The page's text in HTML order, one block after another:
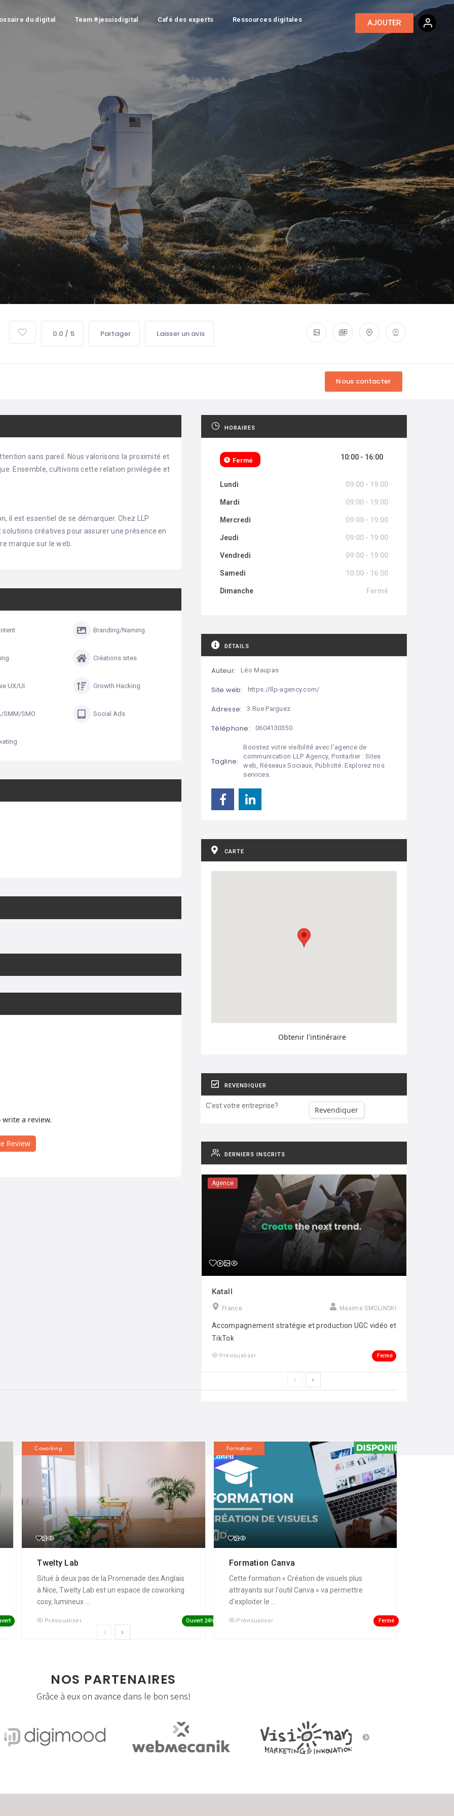
du digital Team #jesuisdigital Café des experts Ressources digitales AJOUTER
0.0 / 5 Partager Laisser un avis
sans pareil. Nous valorisons la proximité et
Ensemble, cultivons cette relation privilégiée et
il est essentiel de se démarquer. Chez LLP
créatives pour assurer une présence en
marque sur le web.
Branding/Naming
Créations sites
UX/UI Growth Hacking
SMM/SMO Social Ads
a review.
Review
HORAIRES
Fermé 10:00 - 16:00
Lundi 09:00 - 19:00
Mardi 09:00 - 19:00
Mercredi 09:00 - 19:00
Jeudi 09:00 - 19:00
Vendredi 09:00 - 19:00
Samedi 10:00 - 16:00
Dimanche Fermé
DÉTAILS
Auteur: Léo Maupas
Site web: https://llp-agency.com/
Adresse: 3 Rue Parguez
Téléphone: 0604130350
Tagline:
Boostez votre visibilité avec l'agence de
communication LLP Agency, Pontarlier : Sites
web, Réseaux Sociaux, Publicité. Explorez nos
services.
CARTE
Obtenir l'intinéraire
REVENDIQUER
C'est votre entreprise? Revendiquer
DERNIERS INSCRITS
Agence
Katall
France Maxime SMOLINSKI
Accompagnement stratégie et production UGC vidéo et
TikTok
Prévisualiser Fermé
Coworking
Twelty Lab
Situé à deux pas de la Promenade des Anglais
à Nice, Twelty Lab est un espace de coworking
cosy, lumineux ...
Prévisualiser Ouvert 24h
Formation
Formation Canva
Cette formation « Création de visuels plus
attrayants sur l'outil Canva » va permettre
d'exploiter le ...
Prévisualiser Fermé
NOS PARTENAIRES
Grâce à eux on avance dans le bon sens!